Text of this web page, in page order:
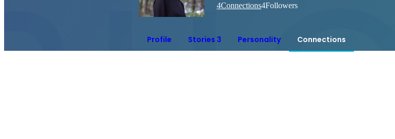
4Connections4Followers
Profile Stories 3 Personality Connections